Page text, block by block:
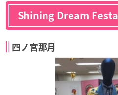
Shining Dream Festa
四ノ宮那月